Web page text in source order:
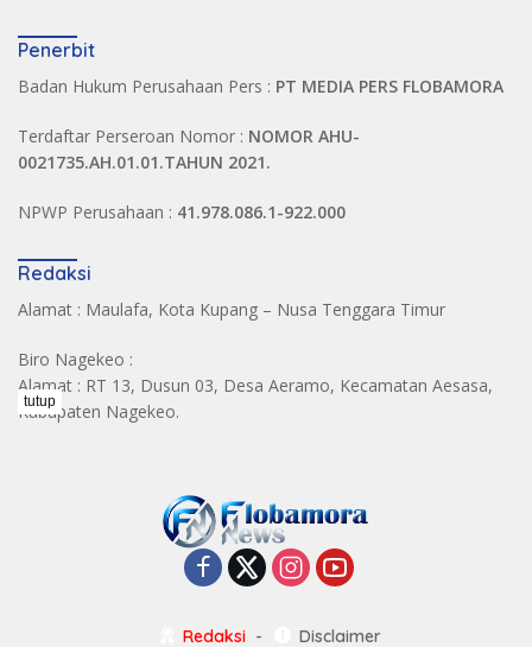
Penerbit
Badan Hukum Perusahaan Pers : PT MEDIA PERS FLOBAMORA
Terdaftar Perseroan Nomor : NOMOR AHU-
0021735.AH.01.01.TAHUN 2021.
NPWP Perusahaan : 41.978.086.1-922.000
Redaksi
Alamat : Maulafa, Kota Kupang – Nusa Tenggara Timur
Biro Nagekeo :
Alamat : RT 13, Dusun 03, Desa Aeramo, Kecamatan Aesasa,
Kabupaten Nagekeo.
Redaksi Disclaimer
tutup